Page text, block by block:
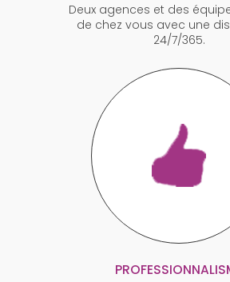
Deux agences et des
de chez vous avec une
24/7/365.